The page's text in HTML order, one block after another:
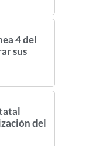
4 del
sus
del